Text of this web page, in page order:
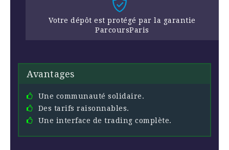
Votre dépôt est protégé par la garantie
ParcoursParis
Avantages
Une communauté solidaire.
Des tarifs raisonnables.
Une interface de trading complète.